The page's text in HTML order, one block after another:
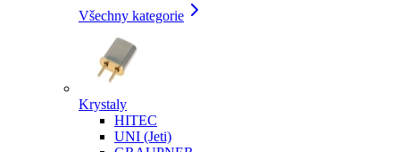
Všechny kategorie
Krystaly
HITEC
UNI (Jeti)